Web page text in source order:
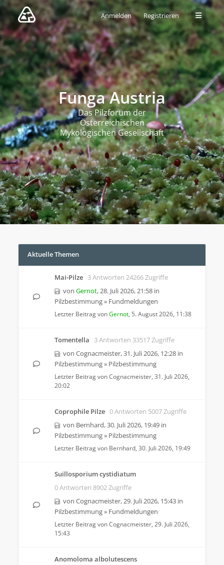
Anmelden Registrieren
Funga Austria
Das Pilzforum der
Österreichischen
Mykologischen Gesellschaft
Aktuelle Themen
Mai-Pilze 3 Antworten 24266 Zugriffe
von Gernot,28. Juli 2026, 21:58 in
Pilzbestimmung» Fundmeldungen
Letzter Beitrag vonGernot, 5. August 2026, 11:38
Tomentella
3 Antworten 33517 Zugriffe
von Cognacmeister,31. Juli 2026, 12:28 in
Pilzbestimmung» Pilzbestimmung
Letzter Beitrag vonCognacmeister, 31. Juli 2026,
20:02
Coprophile Pilze 0 Antworten 5007 Zugriffe
von Bernhard,30. Juli 2026, 19:49 in
Pilzbestimmung» Pilzbestimmung
Letzter Beitrag von Bernhard, 30. Juli 2026, 19:49
Suillosporium cystidiatum
0 Antworten 8902 Zugriffe
von Cognacmeister,29. Juli 2026, 15:43 in
Pilzbestimmung» Fundmeldungen
Letzter Beitrag vonCognacmeister, 29. Juli 2026,
15:43
Anomoloma albolutescens